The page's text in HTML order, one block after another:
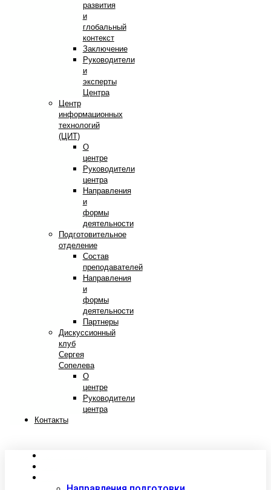
развития
и
глобальный
контекст
Заключение
Руководители
и
эксперты
Центра
Центр
информационных
технологий
(ЦИТ)
О
центре
Руководители
центра
Направления
и
формы
деятельности
Подготовительное
отделение
Состав
преподавателей
Направления
и
формы
деятельности
Партнеры
Дискуссионный
клуб
Сергея
Сопелева
О
центре
Руководители
центра
Контакты